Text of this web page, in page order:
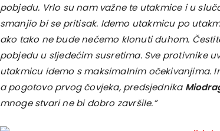
pobjedu. Vrlo su nam važne te utakmice i u
smanjio bi se pritisak. Idemo utakmicu po
ako tako ne bude nećemo klonuti duhom.
pobjedu u sljedećim susretima. Sve protivnike
utakmicu idemo s maksimalnim očekivanjima.
a pogotovo prvog čovjeka, predsjednika
mnoge stvari ne bi dobro završile.”